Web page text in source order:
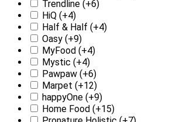
Trendline (+6)
HiQ (+4)
Half & Half (+4)
Oasy (+9)
MyFood (+4)
Mystic (+4)
Pawpaw (+6)
Marpet (+12)
happyOne (+9)
Home Food (+15)